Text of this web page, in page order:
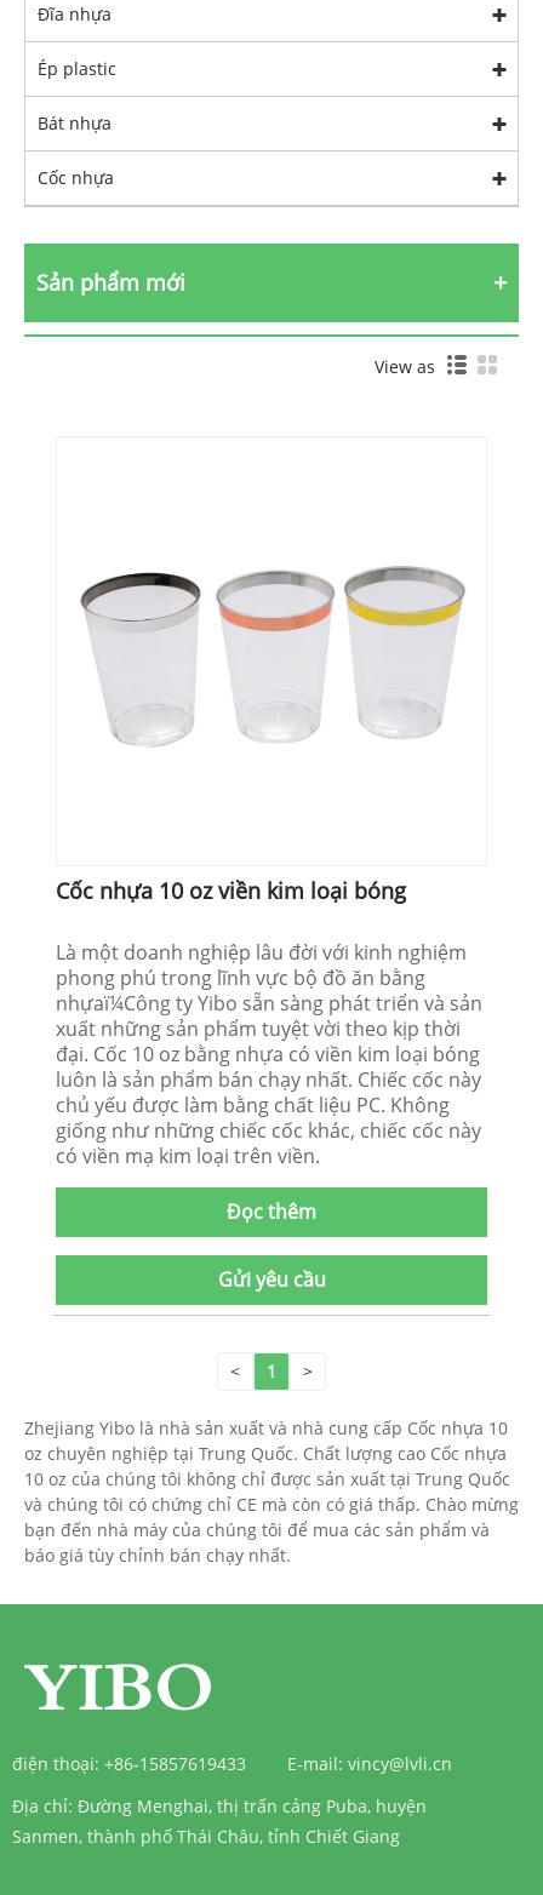
Đĩa nhựa
Ép plastic
Bát nhựa
Cốc nhựa
Sản phẩm mới
View as
Cốc nhựa 10 oz viền kim loại bóng
Là một doanh nghiệp lâu đời với kinh nghiệm
phong phú trong lĩnh vực bộ đồ ăn bằng
nhựaï¼Công ty Yibo sẵn sàng phát triển và sản
xuất những sản phẩm tuyệt vời theo kịp thời
đại. Cốc 10 oz bằng nhựa có viền kim loại bóng
luôn là sản phẩm bán chạy nhất. Chiếc cốc này
chủ yếu được làm bằng chất liệu PC. Không
giống như những chiếc cốc khác, chiếc cốc này
có viền mạ kim loại trên viền.
Đọc thêm
Gửi yêu cầu
< 1 >
Zhejiang Yibo là nhà sản xuất và nhà cung cấp Cốc nhựa 10
oz chuyên nghiệp tại Trung Quốc. Chất lượng cao Cốc nhựa
10 oz của chúng tôi không chỉ được sản xuất tại Trung Quốc
và chúng tôi có chứng chỉ CE mà còn có giá thấp. Chào mừng
bạn đến nhà máy của chúng tôi để mua các sản phẩm và
báo giá tùy chỉnh bán chạy nhất.
điện thoại: +86-15857619433 E-mail: vincy@lvli.cn
Địa chỉ: Đường Menghai, thị trấn cảng Puba, huyện
Sanmen, thành phố Thái Châu, tỉnh Chiết Giang